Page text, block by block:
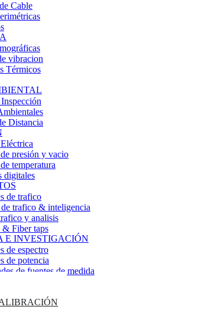
Cable
vibracion
Térmicos
Distancia
presión y vacio
temperatura
digitales
de trafico
trafico & inteligencia
y analisis
& Fiber taps
E INVESTIGACIÓN
de espectro
de potencia
de fuentes de medida